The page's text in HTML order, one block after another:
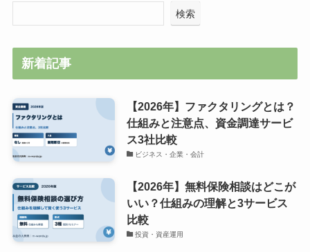
検索
新着記事
【2026年】ファクタリングとは？
仕組みと注意点、資金調達サービ
ス3社比較
ビジネス・企業・会計
【2026年】無料保険相談はどこが
いい？仕組みの理解と3サービス
比較
投資・資産運用